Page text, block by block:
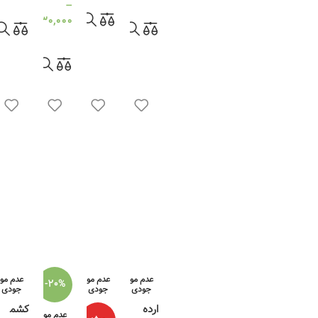
–
230,000
تومان
عدم مو
جودی
ارده
عدم مو
جودی -20%
عدم مو
عدم مو
جودی
کشم